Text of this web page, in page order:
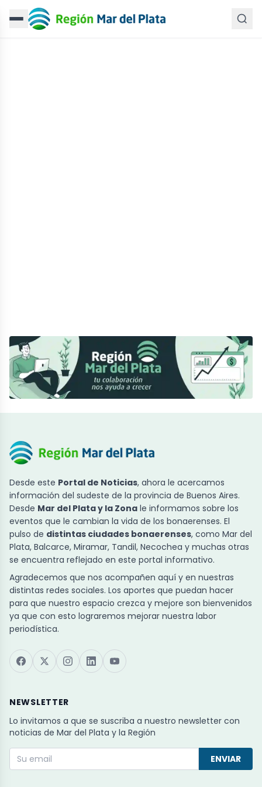
Desde este Portal de Noticias, ahora le acercamos
información del sudeste de la provincia de Buenos Aires.
Desde Mar del Plata y la Zona le informamos sobre los
eventos que le cambian la vida de los bonaerenses. El
pulso de distintas ciudades bonaerenses, como Mar del
Plata, Balcarce, Miramar, Tandil, Necochea y muchas otras
se encuentra reflejado en este portal informativo.
Agradecemos que nos acompañen aquí y en nuestras
distintas redes sociales. Los aportes que puedan hacer
para que nuestro espacio crezca y mejore son bienvenidos
ya que con esto lograremos mejorar nuestra labor
periodística.
NEWSLETTER
Lo invitamos a que se suscriba a nuestro newsletter con
noticias de Mar del Plata y la Región
ENVIAR